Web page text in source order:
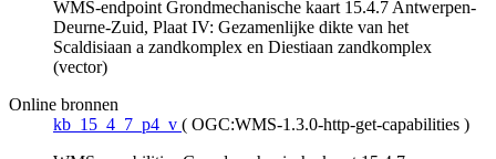
WMS-endpoint Grondmechanische kaart 15.4.7 Antwerpen-
Deurne-Zuid, Plaat IV: Gezamenlijke dikte van het
Scaldisiaan a zandkomplex en Diestiaan zandkomplex
(vector)
Online bronnen
kb_15_4_7_p4_v ( OGC:WMS-1.3.0-http-get-capabilities )